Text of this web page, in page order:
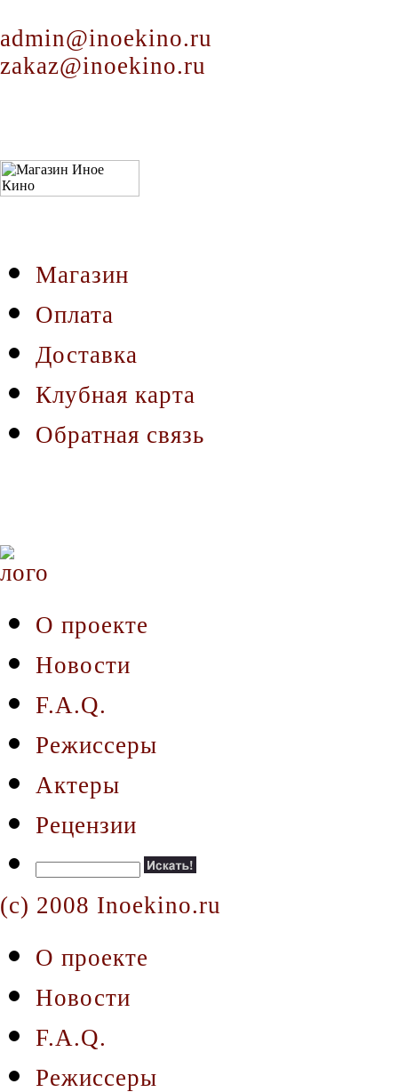
admin@inoekino.ru
zakaz@inoekino.ru
Магазин
Оплата
Доставка
Клубная карта
Обратная связь
О проекте
Новости
F.A.Q.
Режиссеры
Актеры
Рецензии
(c) 2008 Inoekino.ru
О проекте
Новости
F.A.Q.
Режиссеры